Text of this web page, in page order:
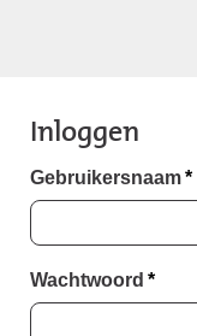
Inloggen
Gebruikersnaam*
Wachtwoord *